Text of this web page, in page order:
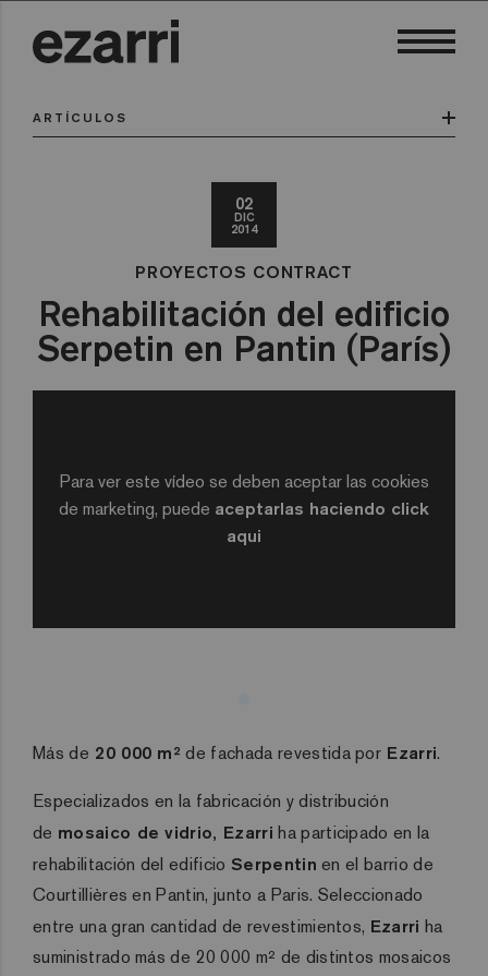
ARTÍCULOS
02
DIC
2014
PROYECTOS CONTRACT
Rehabilitación del edificio
Serpetin en Pantin (París)
Para ver este vídeo se deben aceptar las cookies
de marketing, puede aceptarlas haciendo click
aqui
Más de 20 000 m² de fachada revestida por Ezarri.
Especializados en la fabricación y distribución
de mosaico de vidrio, Ezarri ha participado en la
rehabilitación del edificio Serpentin en el barrio de
Courtillières en Pantin, junto a Paris. Seleccionado
entre una gran cantidad de revestimientos, Ezarri ha
suministrado más de 20 000 m² de distintos mosaicos